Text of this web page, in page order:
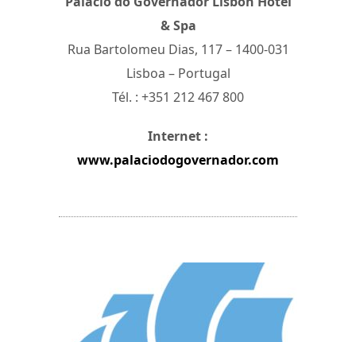
& Spa
Rua Bartolomeu Dias, 117 – 1400-031
Lisboa – Portugal
Tél. : +351 212 467 800
Internet :
www.palaciodogovernador.com